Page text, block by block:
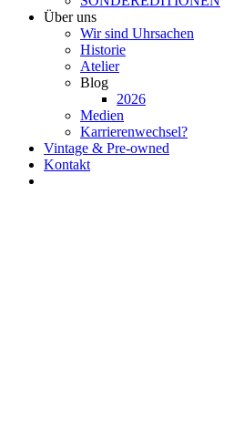
Über uns
Wir sind Uhrsachen
Historie
Atelier
Blog
2026
Medien
Karrierenwechsel?
Vintage & Pre-owned
Kontakt